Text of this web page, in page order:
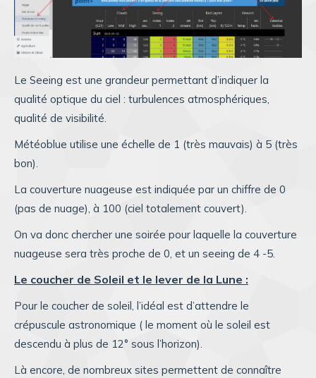
Le Seeing est une grandeur permettant d’indiquer la
qualité optique du ciel : turbulences atmosphériques,
qualité de visibilité.
Météoblue utilise une échelle de 1 (très mauvais) à 5 (très
bon).
La couverture nuageuse est indiquée par un chiffre de 0
(pas de nuage), à 100 (ciel totalement couvert).
On va donc chercher une soirée pour laquelle la couverture
nuageuse sera très proche de 0, et un seeing de 4 -5.
Le coucher de Soleil et le lever de la Lune :
Pour le coucher de soleil, l’idéal est d’attendre le
crépuscule astronomique ( le moment où le soleil est
descendu à plus de 12° sous l’horizon).
Là encore, de nombreux sites permettent de connaître